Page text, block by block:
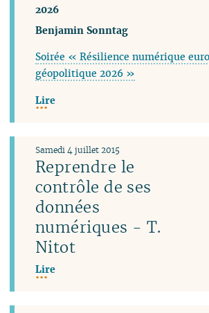
2026
Benjamin Sonntag
Soirée « Résilience numérique
géopolitique 2026 »
Lire
Reprendre le
contrôle de ses
données
numériques - T.
Nitot
Samedi 4 juillet 2015
Lire